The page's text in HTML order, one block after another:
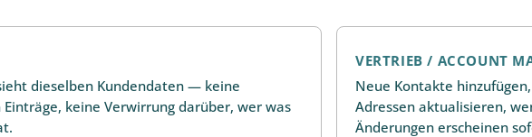
dieselben Kundendaten — keine
keine Verwirrung darüber, wer was
VERTRIEB / ACCOUNT
Neue Kontakte
Adressen aktualisieren,
Änderungen erscheinen